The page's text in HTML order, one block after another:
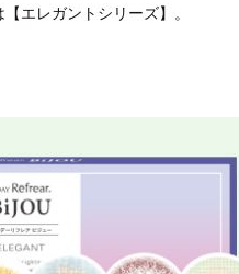
エレガントシリーズ】。